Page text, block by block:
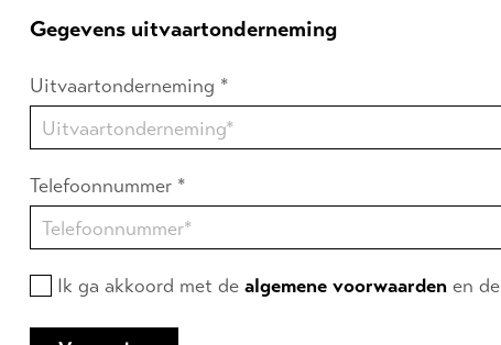
Gegevens uitvaartonderneming
Uitvaartonderneming *
Telefoonnummer *
Ik ga akkoord met de algemene voorwaarden en de